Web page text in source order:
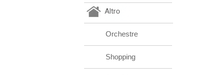
Altro
Orchestre
Shopping